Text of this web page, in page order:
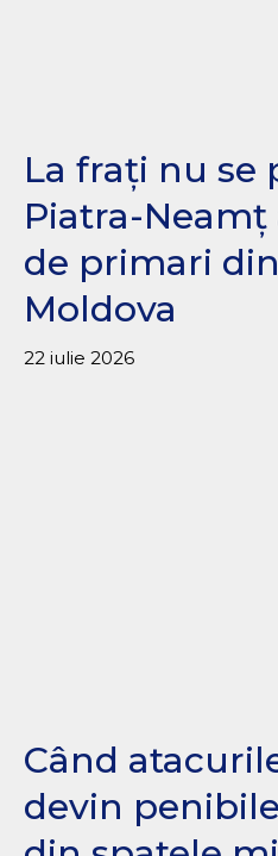
La frați nu se
Piatra-
de primari
Moldova
22 iulie 2026
Când
devin